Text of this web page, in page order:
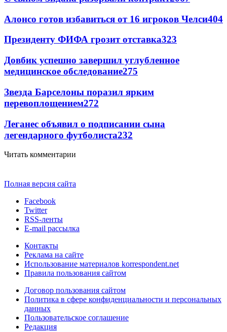
Алонсо готов избавиться от 16 игроков Челси404
Президенту ФИФА грозит отставка323
Довбик успешно завершил углубленное
медицинское обследование275
Звезда Барселоны поразил ярким
перевоплощением272
Леганес объявил о подписании сына
легендарного футболиста232
Читать комментарии
Полная версия сайта
Facebook
Twitter
RSS-ленты
E-mail рассылка
Контакты
Реклама на сайте
Использование материалов korrespondent.net
Правила пользования сайтом
Договор пользования сайтом
Политика в сфере конфиденциальности и персональных
данных
Пользовательское соглашение
Редакция